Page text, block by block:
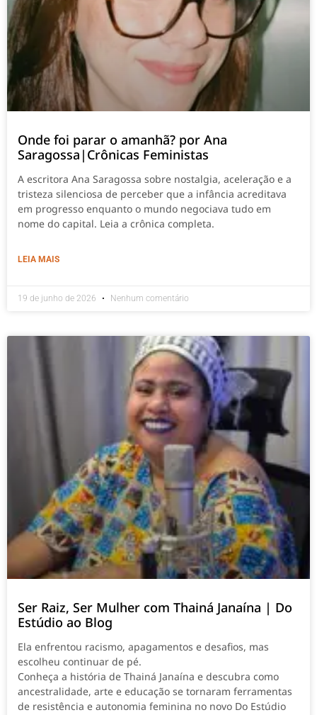
Onde foi parar o amanhã? por Ana
Saragossa|Crônicas Feministas
A escritora Ana Saragossa sobre nostalgia, aceleração e a
tristeza silenciosa de perceber que a infância acreditava
em progresso enquanto o mundo negociava tudo em
nome do capital. Leia a crônica completa.
LEIA MAIS
19 de junho de 2026 Nenhum comentário
Ser Raiz, Ser Mulher com Thainá Janaína | Do
Estúdio ao Blog
Ela enfrentou racismo, apagamentos e desafios, mas
escolheu continuar de pé.
Conheça a história de Thainá Janaína e descubra como
ancestralidade, arte e educação se tornaram ferramentas
de resistência e autonomia feminina no novo Do Estúdio